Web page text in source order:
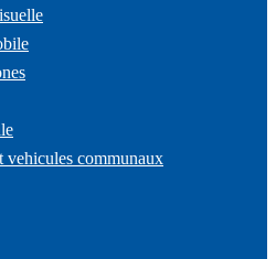
vehicules communaux